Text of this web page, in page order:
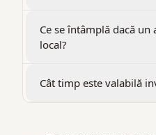
Ce se întâmplă dacă un
local?
Cât timp este valabilă